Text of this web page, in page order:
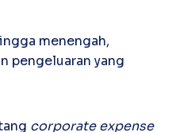
menengah,
pengeluaran yang
corporate expense